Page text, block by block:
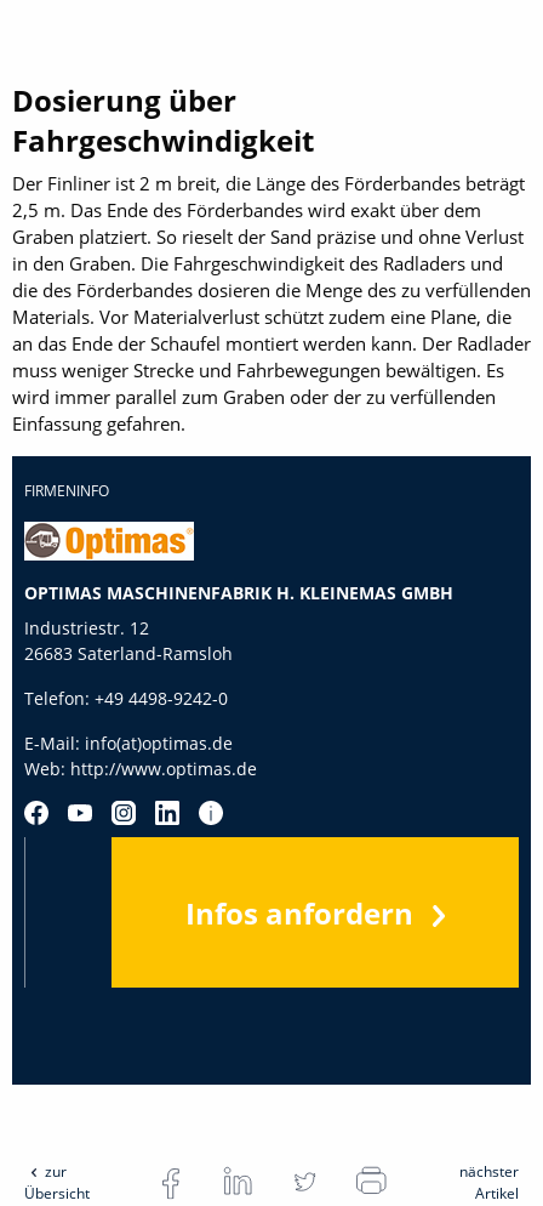
Dosierung über
Fahrgeschwindigkeit
Der Finliner ist 2 m breit, die Länge des Förderbandes beträgt
2,5 m. Das Ende des Förderbandes wird exakt über dem
Graben platziert. So rieselt der Sand ­präzise und ohne Verlust
in den Graben. Die Fahrgeschwindigkeit des Radladers und
die des Förderbandes dosieren die Menge des zu verfüllenden
Materials. Vor Materialverlust schützt zudem eine Plane, die
an das Ende der Schaufel montiert werden kann. Der Radlader
muss we­niger Strecke und Fahrbewegungen bewältigen. Es
wird immer parallel zum Graben oder der zu verfüllenden
Einfassung ge­fahren.
FIRMENINFO
OPTIMAS MASCHINENFABRIK H. KLEINEMAS GMBH
Industriestr. 12
26683 Saterland-Ramsloh
Telefon: +49 4498-9242-0
E-Mail: info(at)optimas.de
Web: http://www.optimas.de
Infos anfordern
zur
Übersicht
nächster
Artikel